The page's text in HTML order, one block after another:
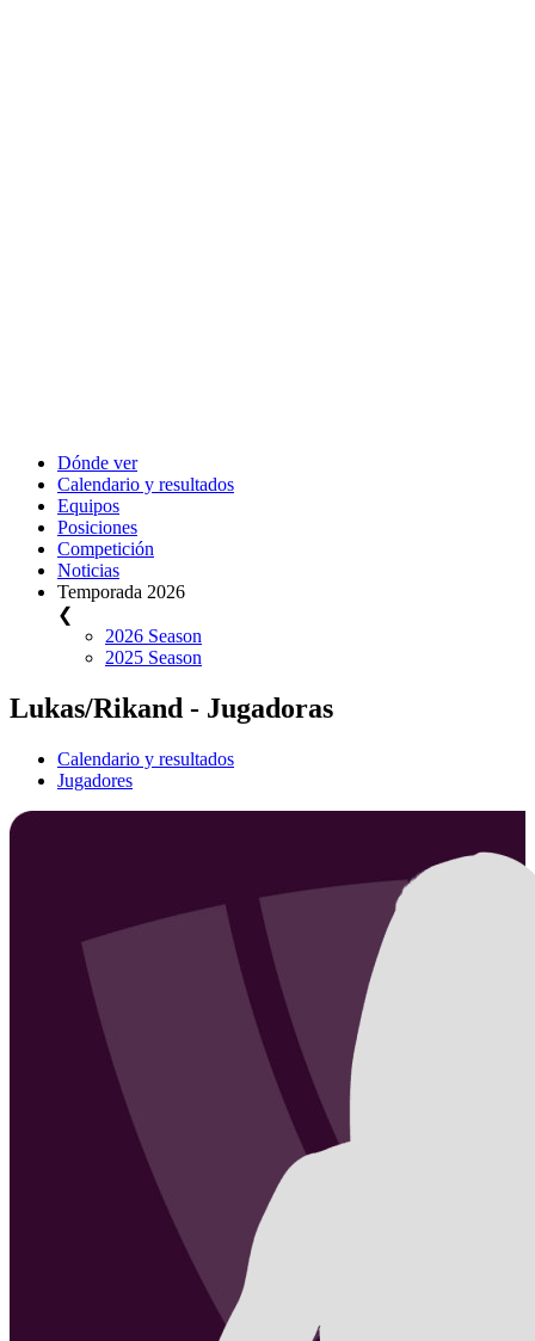
Dónde ver
Calendario y resultados
Equipos
Posiciones
Competición
Noticias
Temporada 2026
❮
2026 Season
2025 Season
Lukas/Rikand - Jugadoras
Calendario y resultados
Jugadores